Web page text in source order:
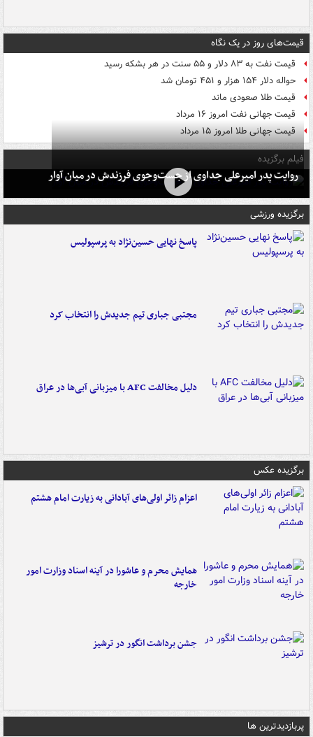
قیمت‌های روز در یک نگاه
قیمت نفت به ۸۳ دلار و ۵۵ سنت در هر بشکه رسید
حواله دلار ۱۵۴ هزار و ۴۵۱ تومان شد
قیمت طلا صعودی ماند
قیمت جهانی نفت امروز ۱۶ مرداد
قیمت جهانی طلا امروز ۱۵ مرداد
فیلم برگزیده
روایت پدر امیرعلی جداوی از جست‌وجوی فرزندش در میان آوار
برگزیده ورزشی
پاسخ نهایی حسین‌نژاد به پرسپولیس
مجتبی جباری تیم جدیدش را انتخاب کرد
دلیل مخالفت AFC با میزبانی آبی‌ها در عراق
برگزیده عکس
اعزام زائر اولی‌های آبادانی به زیارت امام هشتم
همایش محرم و عاشورا در آینه اسناد وزارت امور
خارجه
جشن برداشت انگور در ترشیز
پربازدیدترین ها